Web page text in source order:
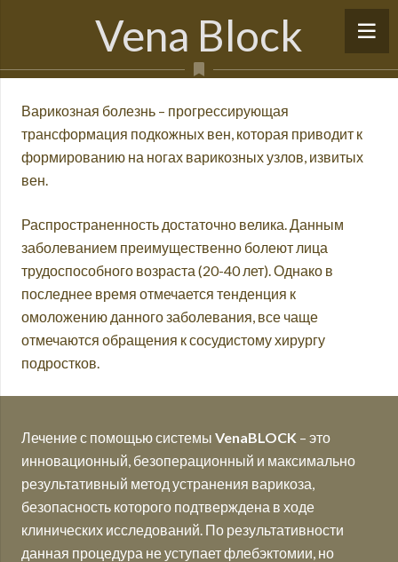
Vena Block
Варикозная болезнь – прогрессирующая
трансформация подкожных вен, которая приводит к
формированию на ногах варикозных узлов, извитых
вен.
Распространенность достаточно велика. Данным
заболеванием преимущественно болеют лица
трудоспособного возраста (20-40 лет). Однако в
последнее время отмечается тенденция к
омоложению данного заболевания, все чаще
отмечаются обращения к сосудистому хирургу
подростков.
Лечение с помощью системы VenaBLOCK – это
инновационный, безоперационный и максимально
результативный метод устранения варикоза,
безопасность которого подтверждена в ходе
клинических исследований. По результативности
данная процедура не уступает флебэктомии, но